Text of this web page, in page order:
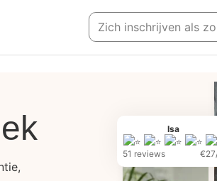
Zich inschrijven als
Isa
51 reviews